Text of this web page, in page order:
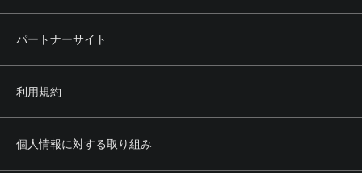
パートナーサイト
利用規約
個人情報に対する取り組み